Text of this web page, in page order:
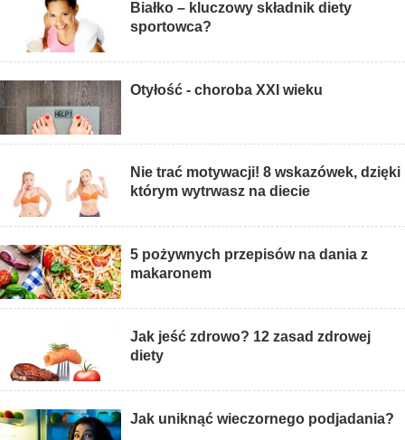
Białko – kluczowy składnik diety
sportowca?
Otyłość - choroba XXI wieku
Nie trać motywacji! 8 wskazówek, dzięki
którym wytrwasz na diecie
5 pożywnych przepisów na dania z
makaronem
Jak jeść zdrowo? 12 zasad zdrowej
diety
Jak uniknąć wieczornego podjadania?